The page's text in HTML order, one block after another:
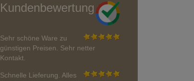
Kundenbewertung
Sehr schöne Ware zu
günstigen Preisen. Sehr netter
Kontakt.
Schnelle Lieferung. Alles